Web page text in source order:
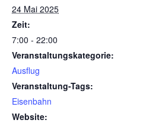
24 Mai 2025
Zeit:
7:00 - 22:00
Veranstaltungskategorie:
Ausflug
Veranstaltung-Tags:
Eisenbahn
Website: